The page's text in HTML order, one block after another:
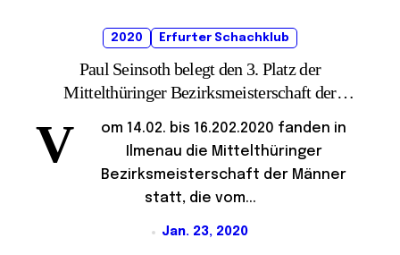
2020 Erfurter Schachklub
Paul Seinsoth belegt den 3. Platz der
Mittelthüringer Bezirksmeisterschaft der
V
om 14.02. bis 16.202.2020 fanden in
Ilmenau die Mittelthüringer
Bezirksmeisterschaft der Männer
statt, die vom...
Jan. 23, 2020